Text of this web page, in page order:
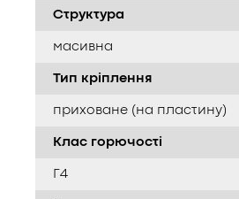
Структура
масивна
Тип кріплення
приховане (на пластину)
Клас горючості
Г4